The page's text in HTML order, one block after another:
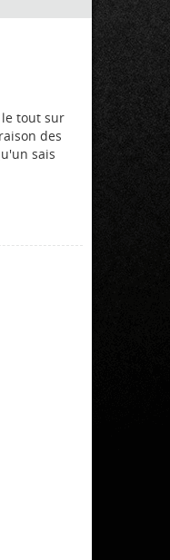
tout sur
des
sais